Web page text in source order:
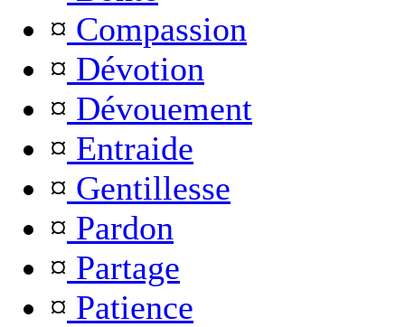
¤ Compassion
¤ Dévotion
¤ Dévouement
¤ Entraide
¤ Gentillesse
¤ Pardon
¤ Partage
¤ Patience